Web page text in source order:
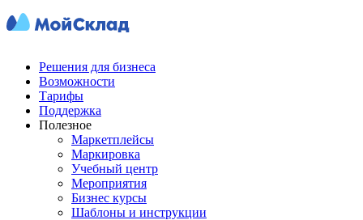
Решения для бизнеса
Возможности
Тарифы
Поддержка
Полезное
Маркетплейсы
Маркировка
Учебный центр
Мероприятия
Бизнес курсы
Шаблоны и инструкции